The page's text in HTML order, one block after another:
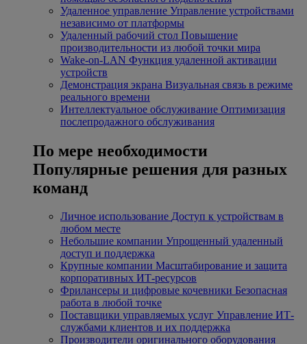
Удаленное управление Управление устройствами
независимо от платформы
Удаленный рабочий стол Повышение
производительности из любой точки мира
Wake-on-LAN Функция удаленной активации
устройств
Демонстрация экрана Визуальная связь в режиме
реального времени
Интеллектуальное обслуживание Оптимизация
послепродажного обслуживания
По мере необходимости
Популярные решения для разных
команд
Личное использование Доступ к устройствам в
любом месте
Небольшие компании Упрощенный удаленный
доступ и поддержка
Крупные компании Масштабирование и защита
корпоративных ИТ-ресурсов
Фрилансеры и цифровые кочевники Безопасная
работа в любой точке
Поставщики управляемых услуг Управление ИТ-
службами клиентов и их поддержка
Производители оригинального оборудования